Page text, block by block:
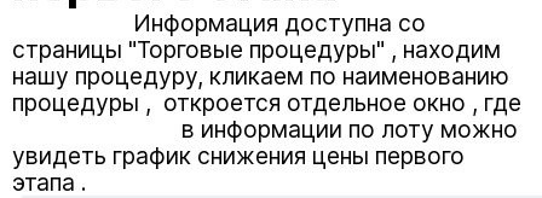
Информация доступна со
страницы "Торговые процедуры" , находим
нашу процедуру, кликаем по наименованию
процедуры , откроется отдельное окно , где
в информации по лоту можно
увидеть график снижения цены первого
этапа .